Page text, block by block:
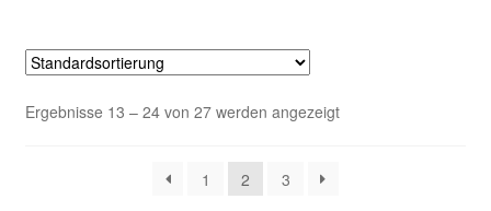
Ergebnisse 13 – 24 von 27 werden angezeigt
1 2 3